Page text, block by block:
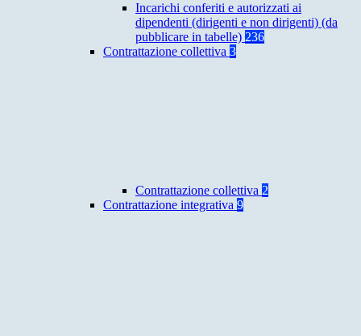
Incarichi conferiti e autorizzati ai
dipendenti (dirigenti e non dirigenti) (da
pubblicare in tabelle) 236
Contrattazione collettiva 3
Contrattazione collettiva 2
Contrattazione integrativa 9